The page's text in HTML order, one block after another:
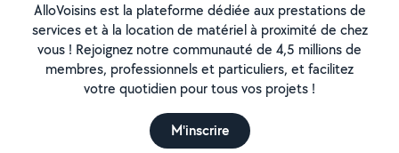
AlloVoisins est la plateforme dédiée aux prestations de
services et à la location de matériel à proximité de chez
vous ! Rejoignez notre communauté de 4,5 millions de
membres, professionnels et particuliers, et facilitez
votre quotidien pour tous vos projets !
M'inscrire